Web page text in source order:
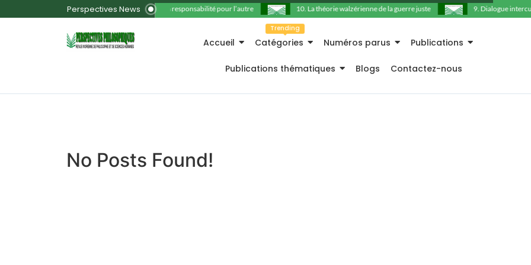
Perspectives News 11. La responsabilité pour l’autre 10. La théorie walzérienne de la guerre juste 9. Dialogue
Accueil Catégories
Trending
Numéros parus Publications
Publications thématiques Blogs Contactez-nous
No Posts Found!